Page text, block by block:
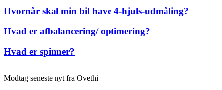
Hvornår skal min bil have 4-hjuls-udmåling?
Hvad er afbalancering/ optimering?
Hvad er spinner?
Modtag seneste nyt fra Ovethi